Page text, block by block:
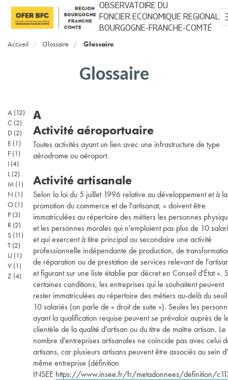
Aller
contenu
OBSERVATOIRE DU
FONCIER ECONOMIQUE REGIONAL
BOURGOGNE-FRANCHE-COMTÉ
Accueil Glossaire Glossaire
Glossaire
A (12)
C (2)
D (2)
E (1)
F (1)
I (4)
L (2)
M (1)
N (1)
O (1)
P (3)
R (2)
S (11)
T (2)
U (1)
V (1)
Z (4)
A
Activité aéroportuaire
Toutes activités ayant un lien avec une infrastructure de type
aérodrome ou aéroport.
Activité artisanale
Selon la loi du 5 juillet 1996 relative au développement et à la
promotion du commerce et de l'artisanat, « doivent être
immatriculées au répertoire des métiers les personnes
et les personnes morales qui n'emploient pas plus de 10
et qui exercent à titre principal ou secondaire une activité
professionnelle indépendante de production, de
de réparation ou de prestation de services relevant de
et figurant sur une liste établie par décret en Conseil d'État ».
certaines conditions, les entreprises qui le souhaitent peuvent
rester immatriculées au répertoire des métiers au-delà du
10 salariés (on parle de « droit de suite »). Seules les
ayant la qualification requise peuvent se prévaloir auprès de
clientèle de la qualité d'artisan ou du titre de maître artisan. Le
nombre d'entreprises artisanales ne coïncide pas avec celui
artisans, car plusieurs artisans peuvent être associés au sein
même entreprise (définition
INSEE https://www.insee.fr/fr/metadonnees/definition/